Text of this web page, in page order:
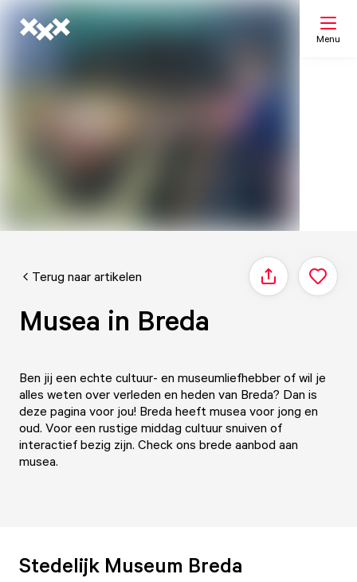
Menu
Terug naar artikelen Delen
Musea in Breda
Ben jij een echte cultuur- en museumliefhebber of wil je
alles weten over verleden en heden van Breda? Dan is
deze pagina voor jou! Breda heeft musea voor jong en
oud. Voor een rustige middag cultuur snuiven of
interactief bezig zijn. Check ons brede aanbod aan
musea.
Stedelijk Museum Breda